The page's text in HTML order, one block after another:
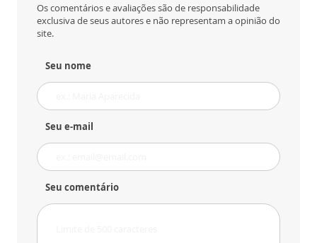
Os comentários e avaliações são de responsabilidade
exclusiva de seus autores e não representam a opinião do
site.
Seu nome
Seu e-mail
Seu comentário